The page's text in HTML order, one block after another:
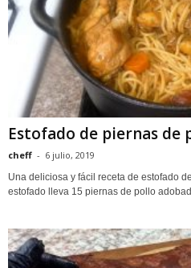
Estofado de piernas
cheff - 6 julio, 2019
Una deliciosa y fácil receta de estofado
estofado lleva 15 piernas de pollo